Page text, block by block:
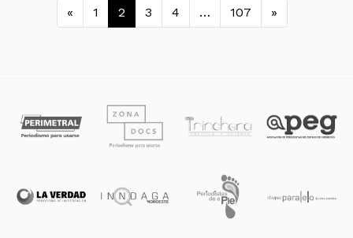
Navegación de entradas
« 1 2 3 4 … 107 »